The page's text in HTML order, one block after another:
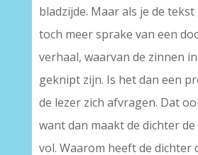
bladzijde. Maar als je de
toch meer sprake van een
verhaal, waarvan de zinnen
geknipt zijn. Is het dan een
de lezer zich afvragen. Dat
want dan maakt de dichter
vol. Waarom heeft de dichter